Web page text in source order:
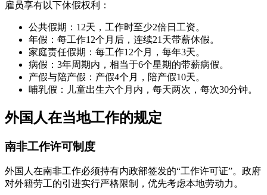
雇员享有以下休假权利：
公共假期：12天，工作时至少2倍日工资。
年假：每工作12个月后，连续21天带薪休假。
家庭责任假期：每工作12个月，每年3天。
病假：3年周期内，相当于6个星期的带薪病假。
产假与陪产假：产假4个月，陪产假10天。
哺乳假：儿童出生六个月内，每天两次，每次30分钟。
外国人在当地工作的规定
南非工作许可制度
外国人在南非工作必须持有内政部签发的“工作许可证”。政府
对外籍劳工的引进实行严格限制，优先考虑本地劳动力。